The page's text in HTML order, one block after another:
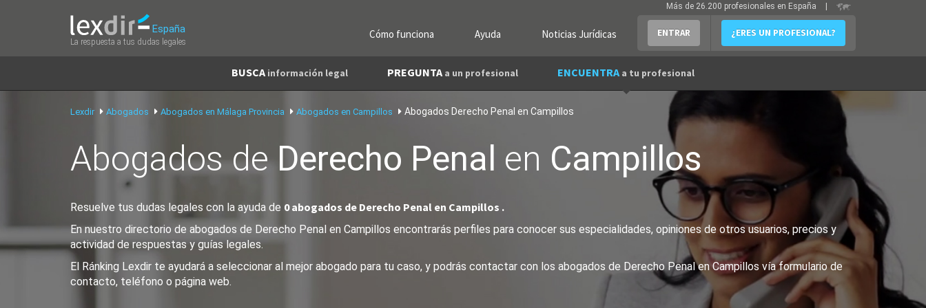
España
La respuesta a tus dudas legales
Cómo funciona Ayuda Noticias Jurídicas ENTRAR ¿ERES UN PROFESIONAL?
Más de 26.200 profesionales en España
BUSCA información legal PREGUNTA a un profesional ENCUENTRA a tu profesional
Lexdir Abogados Abogados en Málaga Provincia Abogados en Campillos Abogados Derecho Penal en Campillos
Abogados deDerecho Penal en Campillos
Resuelve tus dudas legales con la ayuda de 0 abogados de Derecho Penal en Campillos .
En nuestro directorio de abogados de Derecho Penal en Campillos encontrarás perfiles para conocer sus especialidades, opiniones de otros usuarios, precios y
actividad de respuestas y guías legales.
El Ránking Lexdir te ayudará a seleccionar al mejor abogado para tu caso, y podrás contactar con los abogados de Derecho Penal en Campillos vía formulario de
contacto, teléfono o página web.